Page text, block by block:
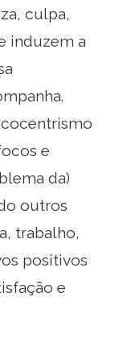
culpa,
induzem a
e
da)
outros
trabalho,
positivos
e